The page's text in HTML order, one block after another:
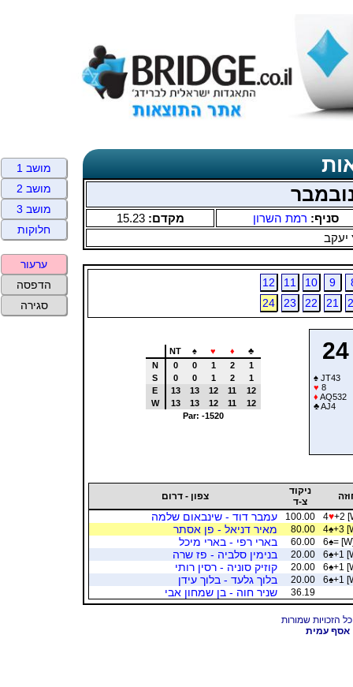
סניף: רמת השרון מקדם:15.23
יעקב
9
10
11
12
21
22
23
24
24
♠ JT43
♥ 8
♦ AQ532
♣AJ4
NT ♠ ♥ ♦
♣
N
0 0 1 2
1
S
0 0 1 2
1
E
13 13 12 11
12
W
13 13 12 11
12
Par: -1520
ניקוד
צ-ד
צפון - דרום
4♥+2
100.00 עמבר דוד - שינבאום שלמה
4♠+3
80.00 מאיר דניאל - פן אסתר
6♠=
60.00 בארי רפי - בארי מיכל
6♠+1
20.00 בנימין סלביה - פז שרה
6♠+1
20.00 קוזיק סוניה - רסין רותי
6♠+1
20.00 בלוך גלעד - בלוך עידן
36.19 שניר חוה - בן שמחון אבי
אסף עמית
מושב 1
מושב 2
מושב 3
חלוקות
ערעור
הדפסה
סגירה